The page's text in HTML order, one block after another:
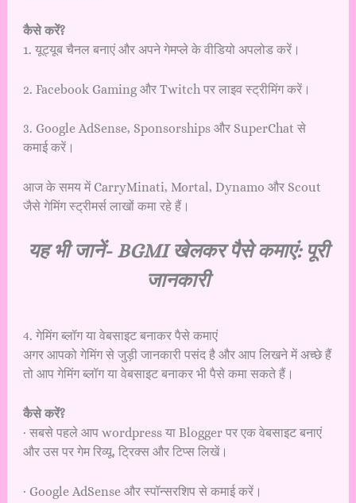
कैसे करें?
1. यूट्यूब चैनल बनाएं और अपने गेमप्ले के वीडियो अपलोड करें।
2. Facebook Gaming और Twitch पर लाइव स्ट्रीमिंग करें।
3. Google AdSense, Sponsorships और SuperChat से
कमाई करें।
आज के समय में CarryMinati, Mortal, Dynamo और Scout
जैसे गेमिंग स्ट्रीमर्स लाखों कमा रहे हैं।
यह भी जानें- BGMI खेलकर पैसे कमाएं: पूरी
जानकारी
4. गेमिंग ब्लॉग या वेबसाइट बनाकर पैसे कमाएं
अगर आपको गेमिंग से जुड़ी जानकारी पसंद है और आप लिखने में अच्छे हैं
तो आप गेमिंग ब्लॉग या वेबसाइट बनाकर भी पैसे कमा सकते हैं।
कैसे करें?
· सबसे पहले आप wordpress या Blogger पर एक वेबसाइट बनाएं
और उस पर गेम रिव्यू, ट्रिक्स और टिप्स लिखें।
· Google AdSense और स्पॉन्सरशिप से कमाई करें।